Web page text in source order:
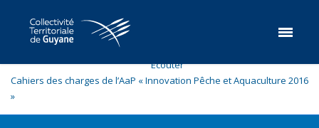
Ecouter
Cahiers des charges de l’AaP « Innovation Pêche et Aquaculture 2016
»